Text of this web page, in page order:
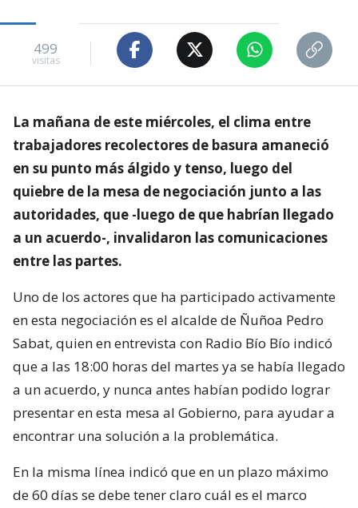
499
visitas
La mañana de este miércoles, el clima entre
trabajadores recolectores de basura amaneció
en su punto más álgido y tenso, luego del
quiebre de la mesa de negociación junto a las
autoridades, que -luego de que habrían llegado
a un acuerdo-, invalidaron las comunicaciones
entre las partes.
Uno de los actores que ha participado activamente
en esta negociación es el alcalde de Ñuñoa Pedro
Sabat, quien en entrevista con Radio Bío Bío indicó
que a las 18:00 horas del martes ya se había llegado
a un acuerdo, y nunca antes habían podido lograr
presentar en esta mesa al Gobierno, para ayudar a
encontrar una solución a la problemática.
En la misma línea indicó que en un plazo máximo
de 60 días se debe tener claro cuál es el marco